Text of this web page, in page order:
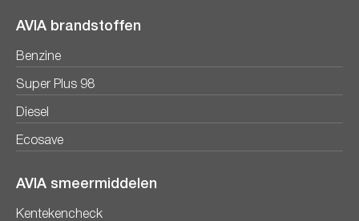
AVIA brandstoffen
Benzine
Super Plus 98
Diesel
Ecosave
AVIA smeermiddelen
Kentekencheck